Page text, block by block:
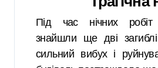
Під час нічних робіт
знайшли ще дві
сильний вибух і